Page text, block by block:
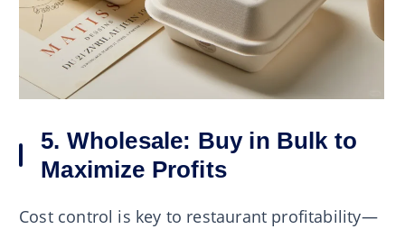
5. Wholesale: Buy in Bulk to
Maximize Profits
Cost control is key to restaurant profitability—